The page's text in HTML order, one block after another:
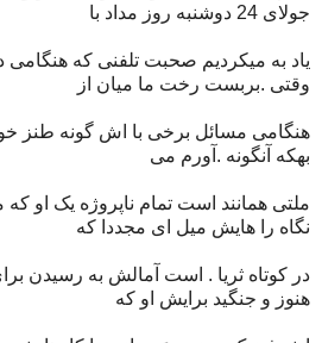
جولای 24 دوشنبه روز مداد با
یاد به میکردیم صحبت تلفنی که هنگامی
وقتی .بربست رخت ما میان از
هنگامی مسائل برخی با اش گونه طنز
بهکه آنگونه .آورم می
ملتی همانند است تمام ناپروژه یک او
نگاه را هایش میل ای مجددا که
در کوتاه ثریا . است آمالش به رسیدن
هنوز و جنگید برایش او که